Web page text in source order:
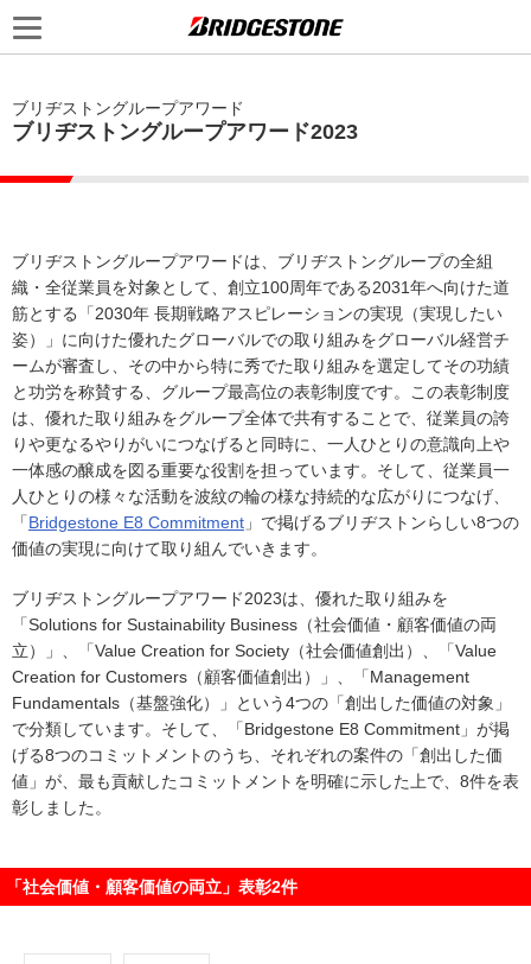
ブリヂストングループアワード
ブリヂストングループアワード2023
ブリヂストングループアワードは、ブリヂストングループの全組
織・全従業員を対象として、創立100周年である2031年へ向けた道
筋とする「2030年 長期戦略アスピレーションの実現（実現したい
姿）」に向けた優れたグローバルでの取り組みをグローバル経営チ
ームが審査し、その中から特に秀でた取り組みを選定してその功績
と功労を称賛する、グループ最高位の表彰制度です。この表彰制度
は、優れた取り組みをグループ全体で共有することで、従業員の誇
りや更なるやりがいにつなげると同時に、一人ひとりの意識向上や
一体感の醸成を図る重要な役割を担っています。そして、従業員一
人ひとりの様々な活動を波紋の輪の様な持続的な広がりにつなげ、
「Bridgestone E8 Commitment 」で掲げるブリヂストンらしい8つの
価値の実現に向けて取り組んでいきます。
ブリヂストングループアワード2023は、優れた取り組みを
「Solutions for Sustainability Business（社会価値・顧客価値の両
立）」、「Value Creation for Society（社会価値創出）、「Value
Creation for Customers（顧客価値創出）」、「Management
Fundamentals（基盤強化）」という4つの「創出した価値の対象」
で分類しています。そして、「Bridgestone E8 Commitment」が掲
げる8つのコミットメントのうち、それぞれの案件の「創出した価
値」が、最も貢献したコミットメントを明確に示した上で、8件を表
彰しました。
「社会価値・顧客価値の両立」表彰2件